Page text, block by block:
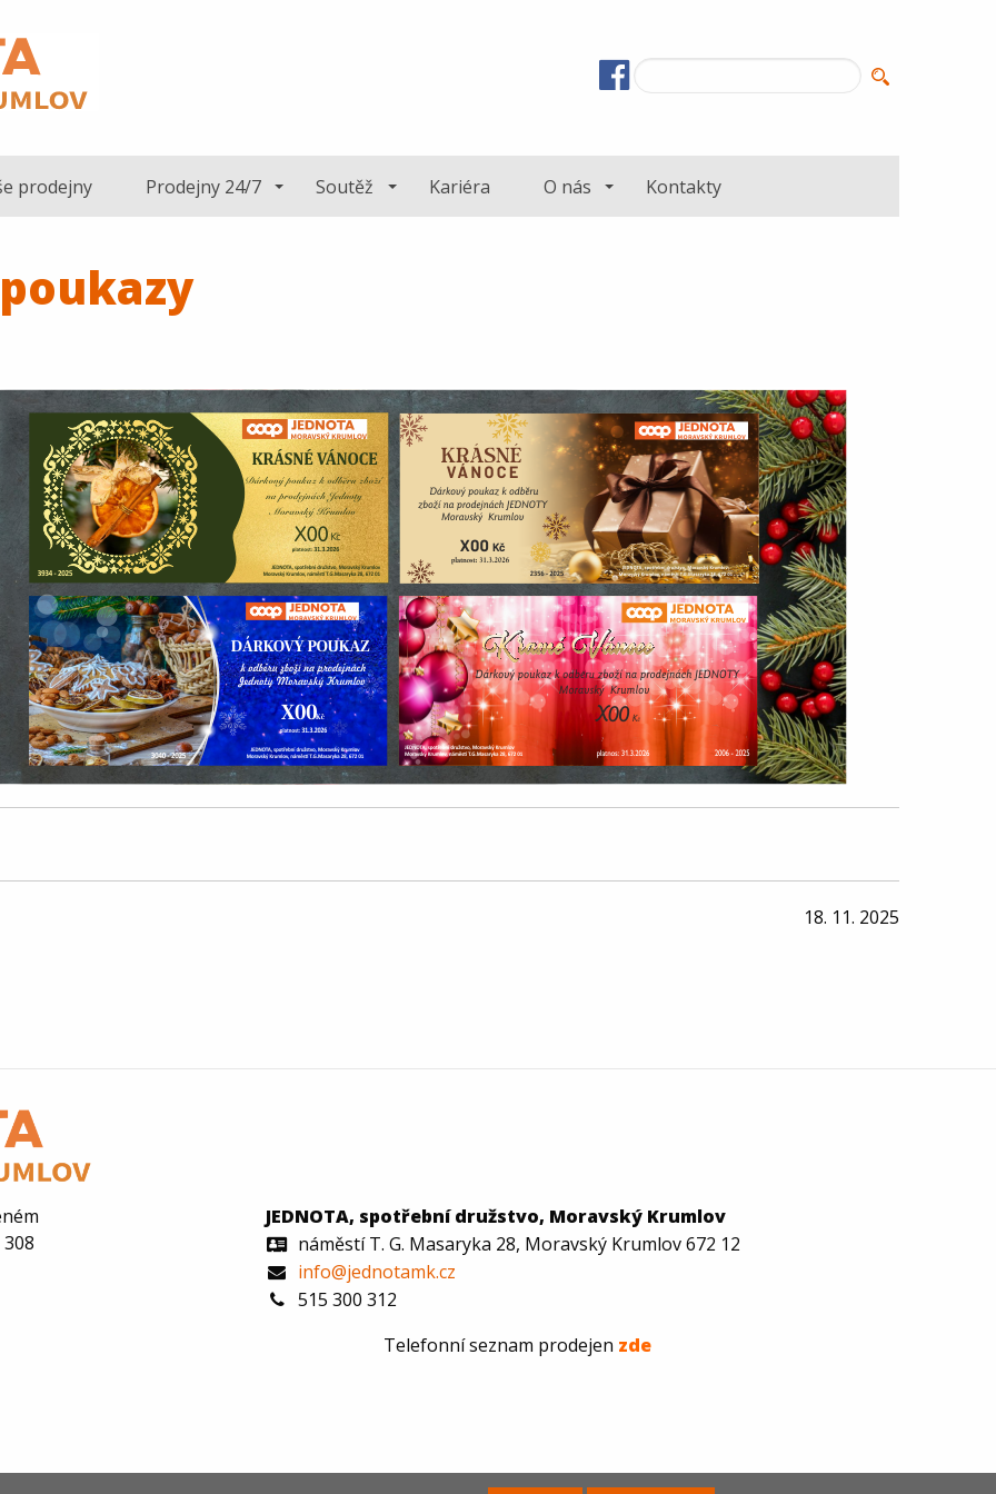
prodejny Prodejny 24/7 Soutěž Kariéra O nás Kontakty
18. 11. 2025
JEDNOTA, spotřební družstvo, Moravský Krumlov
náměstí T. G. Masaryka 28, Moravský Krumlov 672 12
info@jednotamk.cz
515 300 312
Telefonní seznam prodejen zde